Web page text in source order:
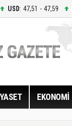
USD: 47,51 - 47,59
EKONOMİ